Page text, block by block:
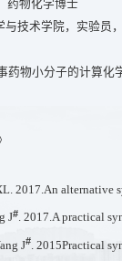
药物化学博士
技术学院，实验员
药物小分子的计算
2017.An alternative
J#. 2017.A practical
J# . 2015Practical